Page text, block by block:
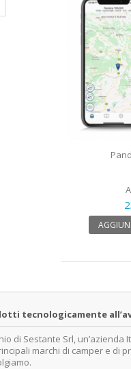
tecnologicamente
di Sestante Srl,
marchi di camper e di